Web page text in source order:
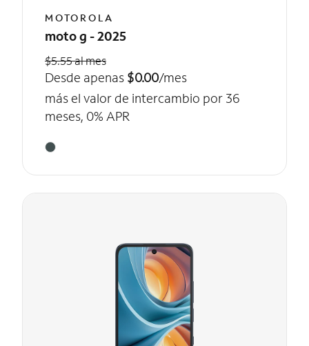
MOTOROLA
moto g - 2025
$5.55 al mes
Desde apenas $0.00/mes
más el valor de intercambio por 36
meses, 0% APR